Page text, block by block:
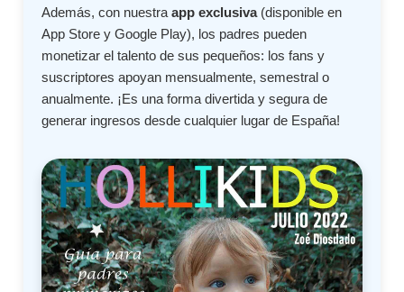
Además, con nuestraapp exclusiva(disponible en
App Store y Google Play), los padres pueden
monetizar el talento de sus pequeños: los fans y
suscriptores apoyan mensualmente, semestral o
anualmente. ¡Es una forma divertida y segura de
generar ingresos desde cualquier lugar de España!